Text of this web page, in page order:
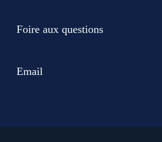
Foire aux questions
Email